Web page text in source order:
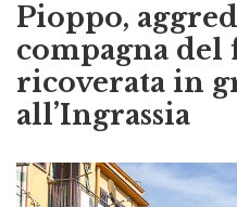
CRONACA
Pioppo,
compagna del
ricoverata in